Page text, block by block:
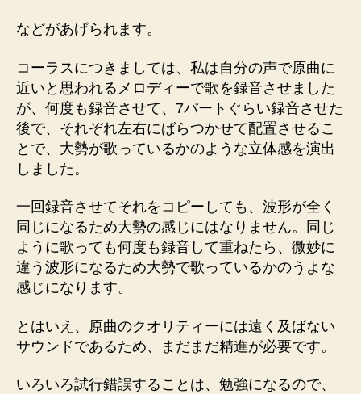
などがあげられます。
コーラスにつきましては、私は自分の声で原曲に
近いと思われるメロディーで歌を録音させました
が、何度も録音させて、7パートぐらい録音させた
後で、それぞれ左右にばらつかせて配置させるこ
とで、大勢が歌っているかのような立体感を演出
しました。
一回録音させてそれをコピーしても、波形が全く
同じになるため大勢の感じにはなりません。同じ
ように歌っても何度も録音して重ねたら、微妙に
違う波形になるため大勢で歌っているかのうよな
感じになります。
とはいえ、原曲のクオリティーには遠く及ばない
サウンドであるため、まだまだ精進が必要です。
いろいろ試行錯誤することは、勉強になるので、